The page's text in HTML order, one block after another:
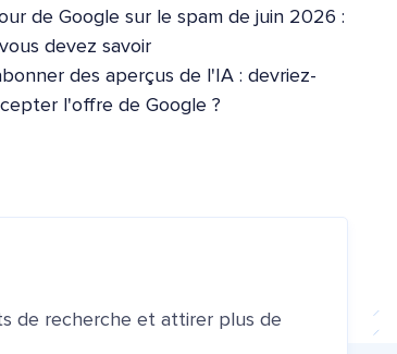
de Google sur le spam de juin 2026 :
devez savoir
des aperçus de l'IA : devriez-
l'offre de Google ?
de recherche et attirer plus de